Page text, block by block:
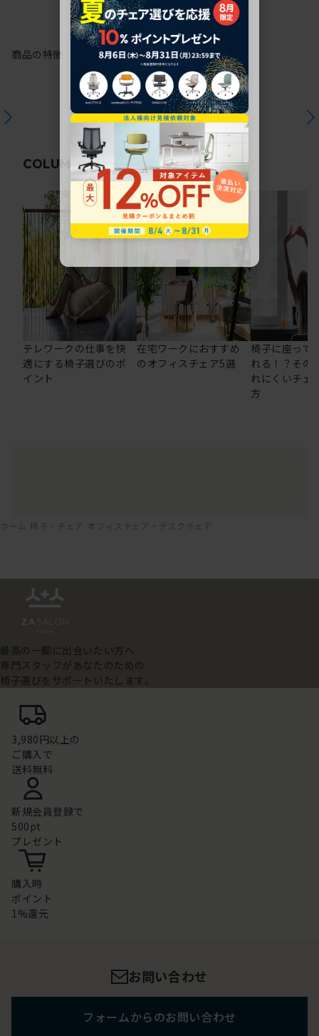
商品の特徴
COLUMN関連コラム
テレワークの仕事を快
適にする椅子選びのポ
イント
在宅ワークにおすすめ
のオフィスチェア5選
椅子に座って
れる！？その
れにくいチェ
方
ホーム 椅子・チェア オフィスチェア・デスクチェア
最高の一脚に出会いたい方へ
専門スタッフがあなたのための
椅子選びをサポートいたします。
3,980円以上の
ご購入で
送料無料
新規会員登録で
500pt
プレゼント
購入時
ポイント
1%還元
お問い合わせ
フォームからのお問い合わせ